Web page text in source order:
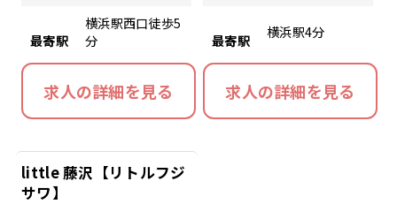
最寄駅
横浜駅西口徒歩5
分
求人の詳細を見る
最寄駅 横浜駅4分
求人の詳細を見る
little 藤沢【リトルフジ
サワ】